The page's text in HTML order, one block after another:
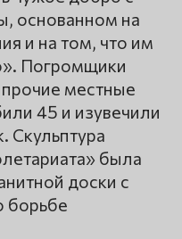
основанном на
и на том, что им
Погромщики
местные
45 и изувечили
Скульптура
была
доски с
борьбе